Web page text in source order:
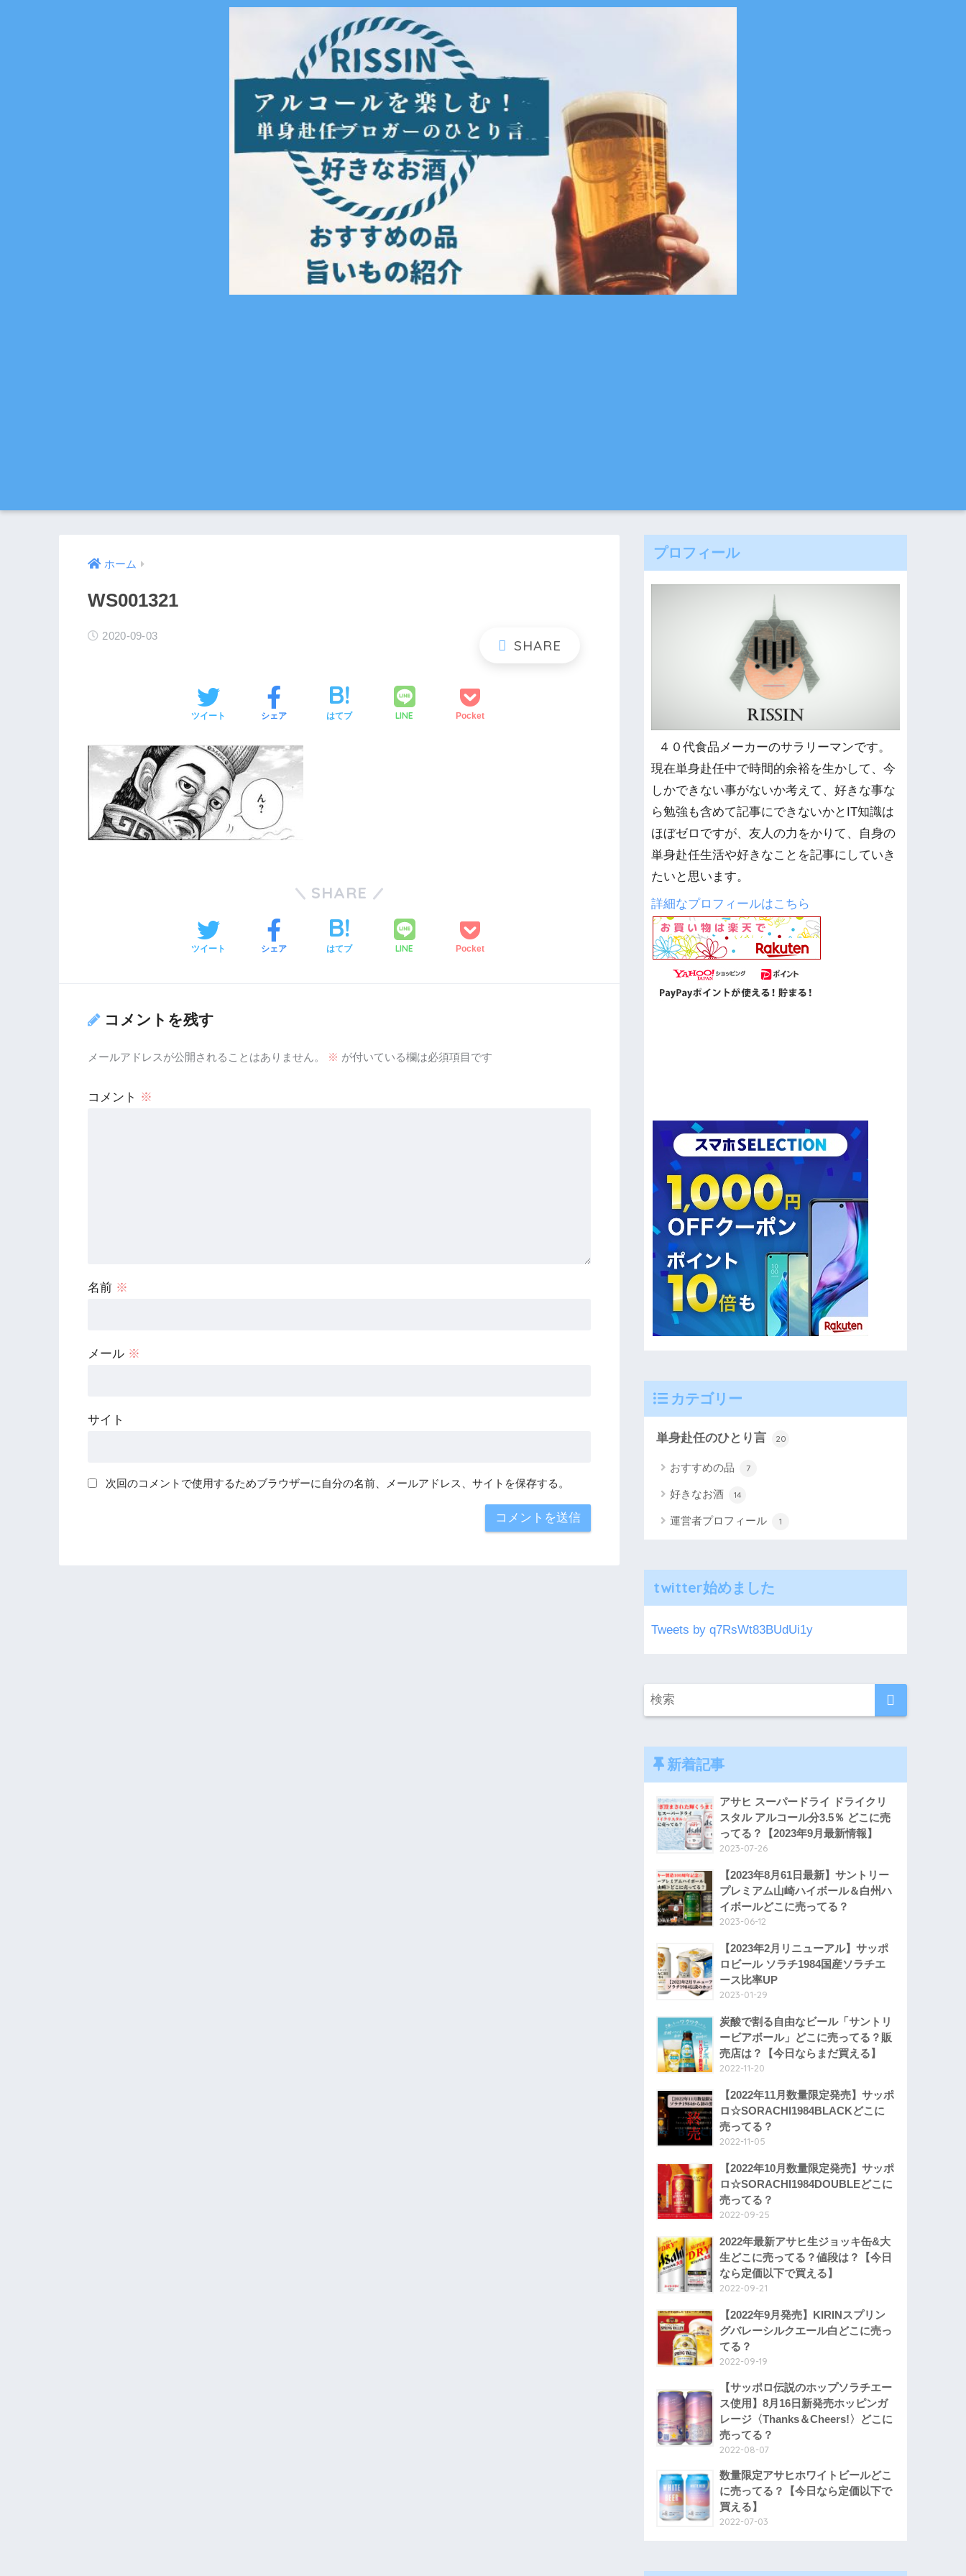
ホーム
WS001321
2020-09-03
ツイート シェア はてブ LINE Pocket
SHARE
ツイート シェア はてブ LINE Pocket
コメントを残す
メールアドレスが公開されることはありません。 ※ が付いている欄は必須項目です
コメント ※
名前 ※
メール ※
サイト
次回のコメントで使用するためブラウザーに自分の名前、メールアドレス、サイトを保存する。
プロフィール
４０代食品メーカーのサラリーマンです。
現在単身赴任中で時間的余裕を生かして、今
しかできない事がないか考えて、好きな事な
ら勉強も含めて記事にできないかとIT知識は
ほぼゼロですが、友人の力をかりて、自身の
単身赴任生活や好きなことを記事にしていき
たいと思います。
詳細なプロフィールはこちら
カテゴリー
単身赴任のひとり言 20
おすすめの品 7
好きなお酒 14
運営者プロフィール 1
twitter始めました
Tweets by q7RsWt83BUdUi1y
新着記事
アサヒ スーパードライ ドライクリ
スタル アルコール分3.5％ どこに売
ってる？【2023年9月最新情報】
2023-07-26
【2023年8月61日最新】サントリー
プレミアム山崎ハイボール＆白州ハ
イボールどこに売ってる？
2023-06-12
【2023年2月リニューアル】サッポ
ロビール ソラチ1984国産ソラチエ
ース比率UP
2023-01-29
炭酸で割る自由なビール「サントリ
ービアボール」どこに売ってる？販
売店は？【今日ならまだ買える】
2022-11-20
【2022年11月数量限定発売】サッポ
ロ☆SORACHI1984BLACKどこに
売ってる？
2022-11-05
【2022年10月数量限定発売】サッポ
ロ☆SORACHI1984DOUBLEどこに
売ってる？
2022-09-25
2022年最新アサヒ生ジョッキ缶&大
生どこに売ってる？値段は？【今日
なら定価以下で買える】
2022-09-21
【2022年9月発売】KIRINスプリン
グバレーシルクエール白どこに売っ
てる？
2022-09-19
【サッポロ伝説のホップソラチエー
ス使用】8月16日新発売ホッピンガ
レージ〈Thanks＆Cheers!〉どこに
売ってる？
2022-08-07
数量限定アサヒホワイトビールどこ
に売ってる？【今日なら定価以下で
買える】
2022-07-03